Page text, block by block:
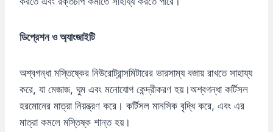
ডিপ্রেশন ও অ্যাংজাইটি
অশ্বগন্ধা মস্তিষ্কের নিউরোট্রান্সমিটারের ভারসাম্য বজায় রাখতে সাহায্য
করে, যা মেজাজ, ঘুম এবং মনোযোগ কেন্দ্রীকরণ হয়।অশ্বগন্ধা কর্টিসল
হরমোনের মাত্রা নিয়ন্ত্রণ করে। কর্টিসল মানসিক বৃদ্ধি করে, এবং এর
মাত্রা কমলে মস্তিষ্ক শান্ত হয়।